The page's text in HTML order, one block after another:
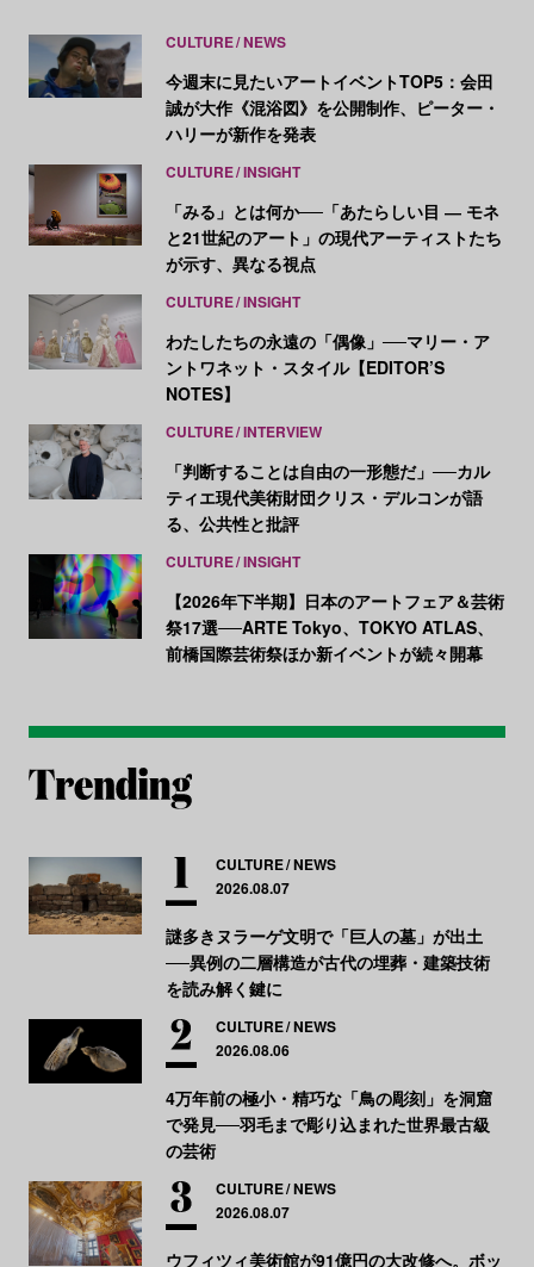
CULTURE NEWS
今週末に見たいアートイベントTOP5：会田
誠が大作《混浴図》を公開制作、ピーター・
ハリーが新作を発表
CULTURE INSIGHT
「みる」とは何か──「あたらしい目 ― モネ
と21世紀のアート」の現代アーティストたち
が示す、異なる視点
CULTURE INSIGHT
わたしたちの永遠の「偶像」──マリー・ア
ントワネット・スタイル【EDITOR’S
NOTES】
CULTURE INTERVIEW
「判断することは自由の一形態だ」──カル
ティエ現代美術財団クリス・デルコンが語
る、公共性と批評
CULTURE INSIGHT
【2026年下半期】日本のアートフェア＆芸術
祭17選──ARTE Tokyo、TOKYO ATLAS、
前橋国際芸術祭ほか新イベントが続々開幕
CULTURE NEWS
2026.08.07
謎多きヌラーゲ文明で「巨人の墓」が出土
──異例の二層構造が古代の埋葬・建築技術
を読み解く鍵に
CULTURE NEWS
2026.08.06
4万年前の極小・精巧な「鳥の彫刻」を洞窟
で発見──羽毛まで彫り込まれた世界最古級
の芸術
CULTURE NEWS
2026.08.07
ウフィツィ美術館が91億円の大改修へ。ボッ